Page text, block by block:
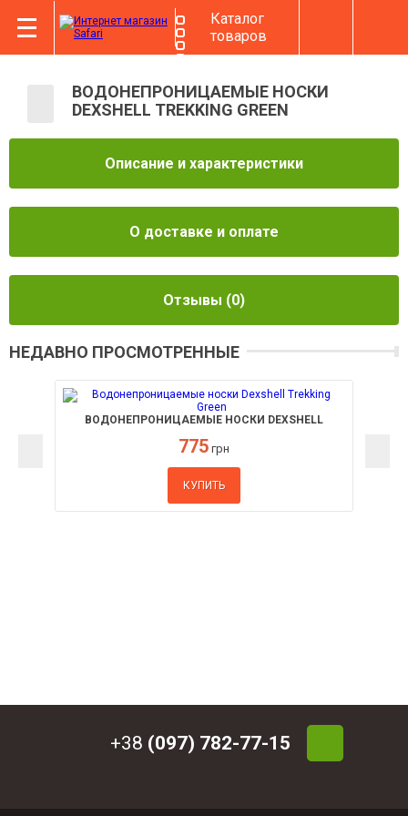
Каталог
товаров
ВОДОНЕПРОНИЦАЕМЫЕ НОСКИ
DEXSHELL TREKKING GREEN
Описание и характеристики
О доставке и оплате
Отзывы (0)
НЕДАВНО ПРОСМОТРЕННЫЕ
ВОДОНЕПРОНИЦАЕМЫЕ НОСКИ DEXSHELL
775 грн
КУПИТЬ
+38 (097) 782-77-15